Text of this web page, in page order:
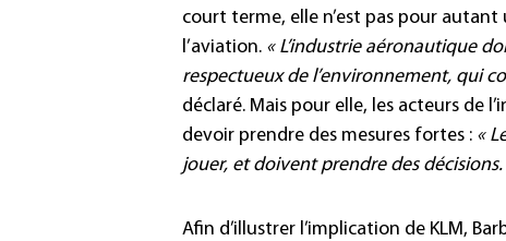
court terme, elle n’est pas pour
l’aviation. « L’industrie aéronautique
respectueux de l’environnement, qui
déclaré. Mais pour elle, les acteurs de
devoir prendre des mesures fortes : «
jouer, et doivent prendre des décisions.
Afin d’illustrer l’implication de KLM,